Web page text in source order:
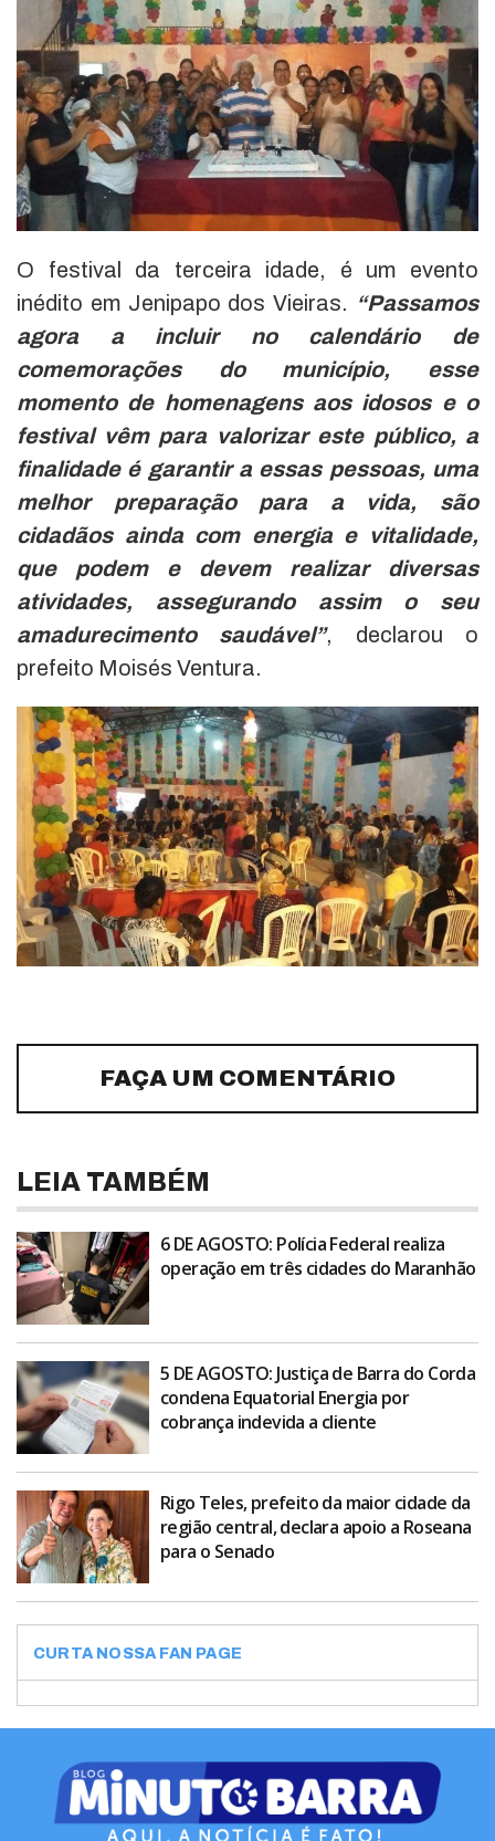
O festival da terceira idade, é um evento
inédito em Jenipapo dos Vieiras. “Passamos
agora a incluir no calendário de
comemorações do município, esse
momento de homenagens aos idosos e o
festival vêm para valorizar este público, a
finalidade é garantir a essas pessoas, uma
melhor preparação para a vida, são
cidadãos ainda com energia e vitalidade,
que podem e devem realizar diversas
atividades, assegurando assim o seu
amadurecimento saudável”, declarou o
prefeito Moisés Ventura.
FAÇA UM COMENTÁRIO
LEIA TAMBÉM
6 DE AGOSTO: Polícia Federal realiza
operação em três cidades do Maranhão
5 DE AGOSTO: Justiça de Barra do Corda
condena Equatorial Energia por
cobrança indevida a cliente
Rigo Teles, prefeito da maior cidade da
região central, declara apoio a Roseana
para o Senado
CURTA NOSSA FAN PAGE